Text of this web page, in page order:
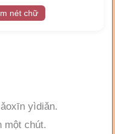
nét chữ
yìdiǎn.
một chút.